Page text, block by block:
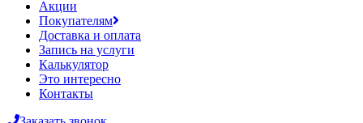
Акции
Покупателям
Доставка и оплата
Запись на услуги
Калькулятор
Это интересно
Контакты